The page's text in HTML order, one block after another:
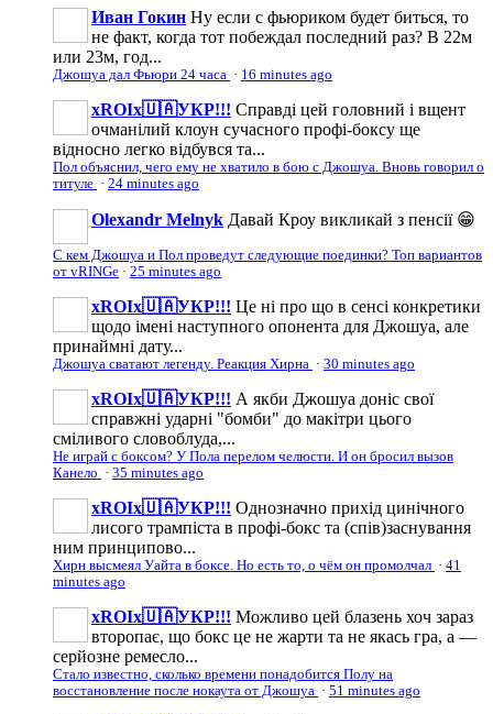
Иван Гокин Ну если с фьюриком будет биться, то
не факт, когда тот побеждал последний раз? В 22м
или 23м, год...
Джошуа дал Фьюри 24 часа · 16 minutes ago
xROIx🇺🇦УКР!!! Справді цей головний і вщент
очманілий клоун сучасного профі-боксу ще
відносно легко відбувся та...
Пол объяснил, чего ему не хватило в бою с Джошуа. Вновь говорил о
титуле · 24 minutes ago
Olexandr Melnyk Давай Кроу викликай з пенсії 😁
С кем Джошуа и Пол проведут следующие поединки? Топ вариантов
от vRINGe · 25 minutes ago
xROIx🇺🇦УКР!!! Це ні про що в сенсі конкретики
щодо імені наступного опонента для Джошуа, але
принаймні дату...
Джошуа сватают легенду. Реакция Хирна · 30 minutes ago
xROIx🇺🇦УКР!!! А якби Джошуа доніс свої
справжні ударні "бомби" до макітри цього
сміливого словоблуда,...
Не играй с боксом? У Пола перелом челюсти. И он бросил вызов
Канело · 35 minutes ago
xROIx🇺🇦УКР!!! Однозначно прихід цинічного
лисого трампіста в профі-бокс та (спів)заснування
ним принципово...
Хирн высмеял Уайта в боксе. Но есть то, о чём он промолчал · 41
minutes ago
xROIx🇺🇦УКР!!! Можливо цей блазень хоч зараз
второпає, що бокс це не жарти та не якась гра, а —
серйозне ремесло...
Стало известно, сколько времени понадобится Полу на
восстановление после нокаута от Джошуа · 51 minutes ago